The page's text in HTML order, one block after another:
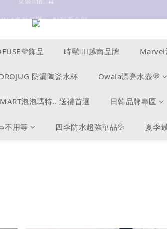
多款任選✨  點我看全部
50+防曬外套 $299🧊🧊
飾品 時髦❤️‍🔥越南品牌
防漏陶瓷水杯 Owala漂亮水壺💭
泡泡瑪特.. 送禮首選 日韓品牌專區
不用等 四季防水超強單品💦 夏季